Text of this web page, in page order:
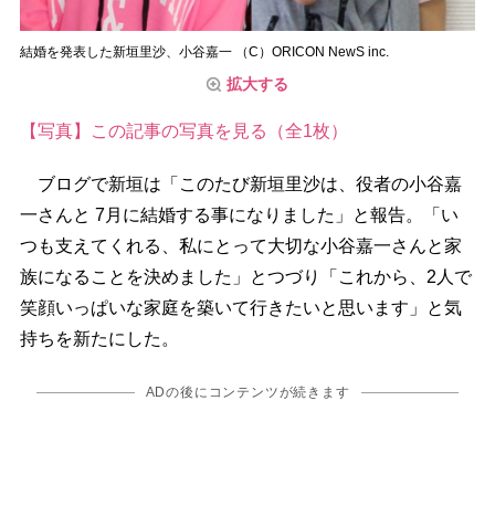
結婚を発表した新垣里沙、小谷嘉一 （C）ORICON NewS inc.
拡大する
【写真】この記事の写真を見る（全1枚）
ブログで新垣は「このたび新垣里沙は、役者の小谷嘉
一さんと 7月に結婚する事になりました」と報告。「い
つも支えてくれる、私にとって大切な小谷嘉一さんと家
族になることを決めました」とつづり「これから、2人で
笑顔いっぱいな家庭を築いて行きたいと思います」と気
持ちを新たにした。
ADの後にコンテンツが続きます